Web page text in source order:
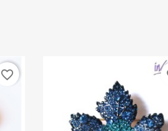
favorite_border